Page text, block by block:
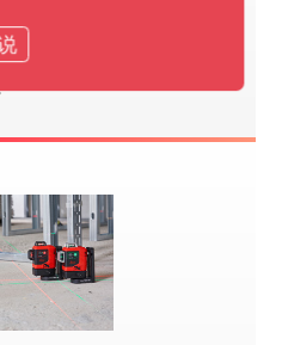
经过了全面测试，完全满足徕
全适用建筑工地等复杂工作环